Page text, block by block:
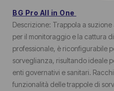
BG Pro All in One
Descrizione: Trappola a
per il monitoraggio e la cattura
professionale, è riconfigurabile
sorveglianza, risultando ideale
enti governativi e sanitari.
funzionalità delle trappole di